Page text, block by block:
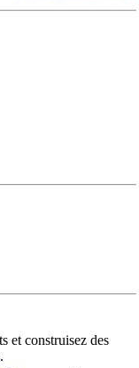
et construisez des